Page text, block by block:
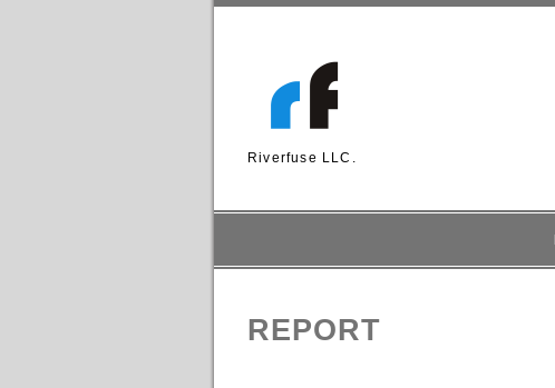
Riverfuse LLC.
REPORT